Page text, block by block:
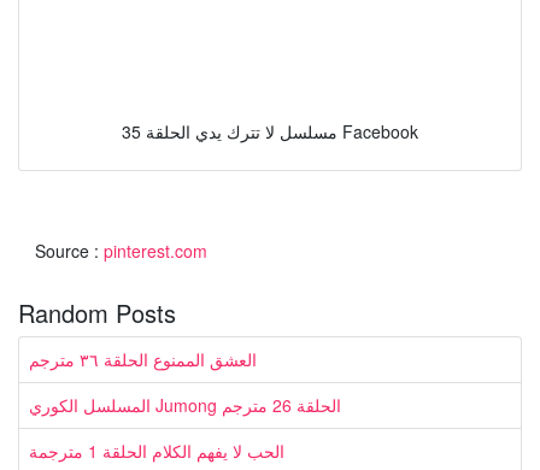
مسلسل لا تترك يدي الحلقة 35 Facebook
Source : pinterest.com
Random Posts
العشق الممنوع الحلقة ٣٦ مترجم
المسلسل الكوري Jumong الحلقة 26 مترجم
الحب لا يفهم الكلام الحلقة 1 مترجمة